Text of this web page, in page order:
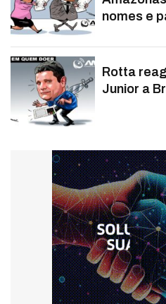
nomes e
Rotta
Junior a